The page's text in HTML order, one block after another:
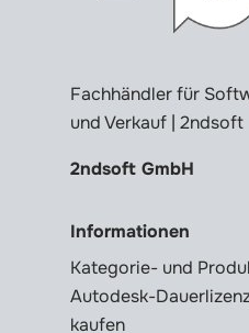
Fachhändler für
und Verkauf | 2ndsoft
2ndsoft GmbH
Informationen
Kategorie- und
Autodesk-
kaufen